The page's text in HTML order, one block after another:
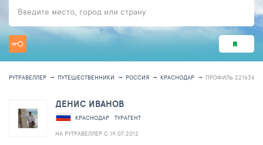
Введите место, город или страну
РУТРАВЕЛЛЕР ПУТЕШЕСТВЕННИКИ РОССИЯ КРАСНОДАР ПРОФИЛЬ 221636
ДЕНИС ИВАНОВ
КРАСНОДАР
ТУРАГЕНТ
НА РУТРАВЕЛЛЕР C 19.07.2012